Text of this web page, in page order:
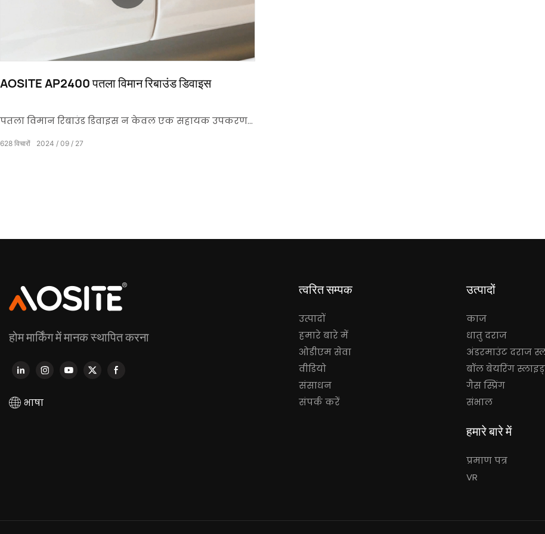
AOSITE AP2400 पतला विमान रिबाउंड डिवाइस
पतला विमान रिबाउंड डिवाइस न केवल एक सहायक उपकरण
है, बल्कि आधुनिक तकनीक और बुद्धिमान डिजाइन का सही
2024 09 27
628 विचारों
होम मार्किंग में मानक स्थापित करना
भाषा
त्वरित सम्पक
उत्पादों
हमारे बारे में
ओडीएम सेवा
वीडियो
संसाधन
संपर्क करें
उत्पादों
काज
धातु दराज
अंडरमाउंट दराज
बॉल बेयरिंग
गैस स्प्रिंग
संभाल
हमारे बारे में
प्रमाण पत्र
VR